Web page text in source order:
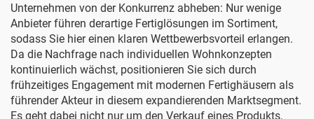
Unternehmen von der Konkurrenz abheben: Nur wenige
Anbieter führen derartige Fertiglösungen im Sortiment,
sodass Sie hier einen klaren Wettbewerbsvorteil erlangen.
Da die Nachfrage nach individuellen Wohnkonzepten
kontinuierlich wächst, positionieren Sie sich durch
frühzeitiges Engagement mit modernen Fertighäusern als
führender Akteur in diesem expandierenden Marktsegment.
Es geht dabei nicht nur um den Verkauf eines Produkts,